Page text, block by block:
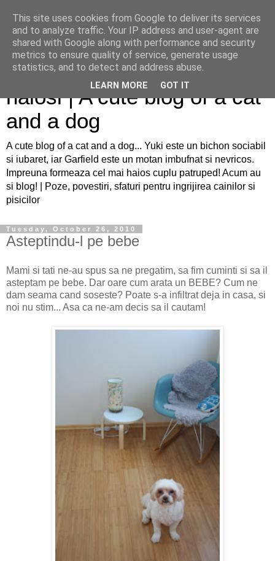
Sfaturi pentru caini si pisici
haiosi | A cute blog of a cat
and a dog
A cute blog of a cat and a dog... Yuki este un bichon sociabil
si iubaret, iar Garfield este un motan imbufnat si nevricos.
Impreuna formeaza cel mai haios cuplu patruped! Acum au
si blog! | Poze, povestiri, sfaturi pentru ingrijirea cainilor si
pisicilor
Tuesday, October 26, 2010
Asteptindu-l pe bebe
Mami si tati ne-au spus sa ne pregatim, sa fim cuminti si sa il
asteptam pe bebe. Dar oare cum arata un BEBE? Cum ne
dam seama cand soseste? Poate s-a infiltrat deja in casa, si
noi nu stim... Asa ca ne-am decis sa il cautam!
This site uses cookies from Google to deliver its services
and to analyze traffic. Your IP address and user-agent are
shared with Google along with performance and security
metrics to ensure quality of service, generate usage
statistics, and to detect and address abuse.
LEARN MORE GOT IT